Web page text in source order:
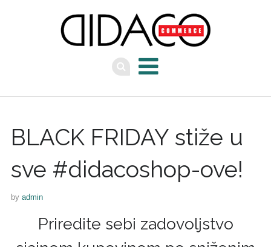
BLACK FRIDAY stiže u
sve #didacoshop-ove!
by admin
Priredite sebi zadovoljstvo